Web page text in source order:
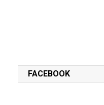
FACEBOOK